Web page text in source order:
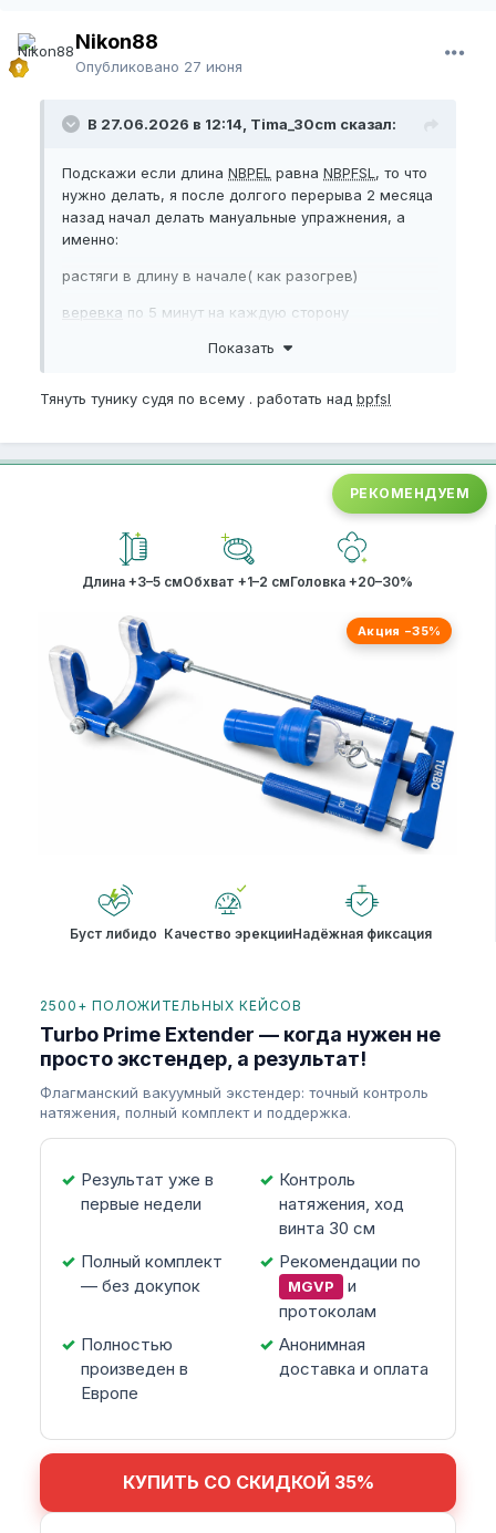
Nikon88
Опубликовано 27 июня
В 27.06.2026 в 12:14, Tima_30cm сказал:
Подскажи если длина NBPEL равна NBPFSL , то что
нужно делать, я после долгого перерыва 2 месяца
назад начал делать мануальные упражнения, а
именно:
растяги в длину в начале( как разогрев)
веревка по 5 минут на каждую сторону
заметил прирост на 1-2 мм, хз много это или
Показать
Тянуть тунику судя по всему . работать над bpfsl
РЕКОМЕНДУЕМ
Длина +3–5 смОбхват +1–2 смГоловка +20–30%
Акция −35%
Буст либидо Качество эрекцииНадёжная фиксация
2500+ ПОЛОЖИТЕЛЬНЫХ КЕЙСОВ
Turbo Prime Extender — когда нужен не
просто экстендер, а результат!
Флагманский вакуумный экстендер: точный контроль
натяжения, полный комплект и поддержка.
Результат уже в
первые недели
Контроль
натяжения, ход
винта 30 см
Полный комплект
— без докупок
Рекомендации по
MGVP
и
протоколам
Полностью
произведен в
Европе
Анонимная
доставка и оплата
КУПИТЬ СО СКИДКОЙ 35%